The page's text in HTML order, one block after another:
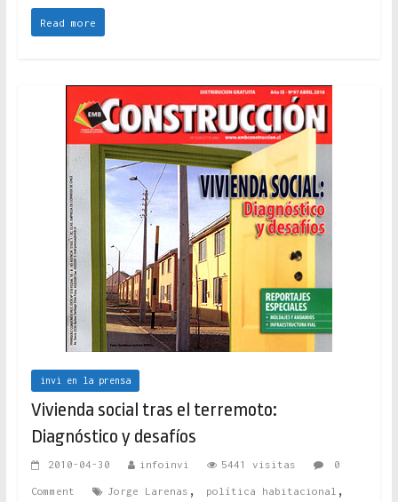
Read more
invi en la prensa
Vivienda social tras el terremoto:
Diagnóstico y desafíos
2010-04-30 infoinvi 5441 visitas 0
Comment Jorge Larenas , política habitacional ,